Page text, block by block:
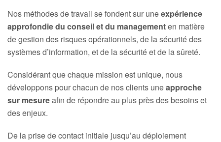
Nos méthodes de travail se fondent sur uneexpérience
approfondie du conseil et du managementen matière
de gestion des risques opérationnels, de la sécurité des
systèmes d’information, et de la sécurité et de la sûreté.
Considérant que chaque mission est unique, nous
développons pour chacun de nos clients uneapproche
sur mesureafin de répondre au plus près des besoins et
des enjeux.
De la prise de contact initiale jusqu’au déploiement